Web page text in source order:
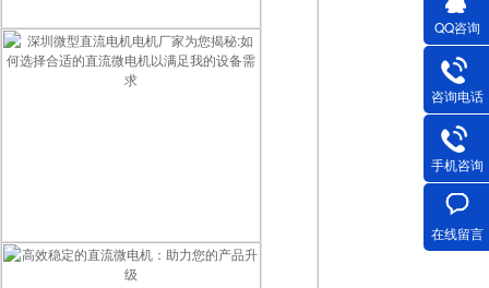
直流微电机的主要应用领域有哪些
深圳微型直流电机电机厂家为您揭秘:如何选择合适的直流微电机以满足我的设备需求
QQ咨询
咨询电话
手机咨询
在线留言